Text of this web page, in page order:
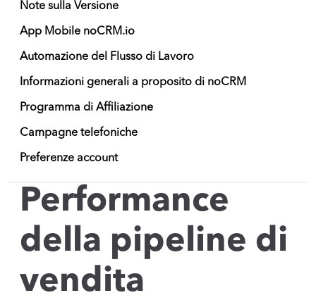
Note sulla Versione
App Mobile noCRM.io
Automazione del Flusso di Lavoro
Informazioni generali a proposito di noCRM
Programma di Affiliazione
Campagne telefoniche
Preferenze account
Performance
della pipeline di
vendita